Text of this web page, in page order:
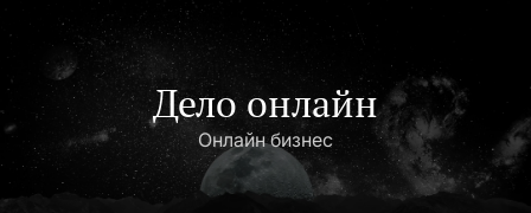
содержимому
Дело онлайн
Онлайн бизнес